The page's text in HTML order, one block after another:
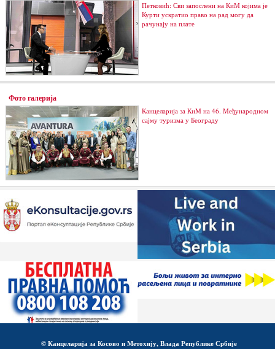
Петковић: Сви запослени на КиМ којима је
Курти ускратио право на рад могу да
рачунају на плате
Фото галерија
Канцеларија за КиМ на 46. Међународном
сајму туризма у Београду
© Канцеларија за Косово и Метохију, Влада Републике Србије